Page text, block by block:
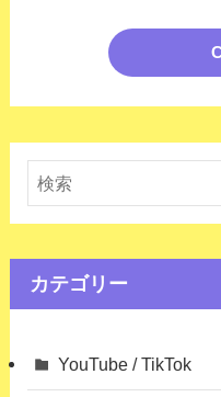
カテゴリー
YouTube / TikTok